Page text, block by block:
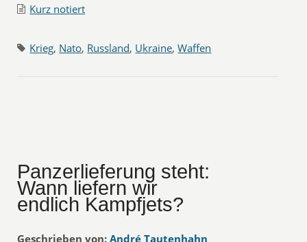
Kurz notiert
Krieg, Nato, Russland, Ukraine,Waffen
Panzerlieferung steht:
Wann liefern wir
endlich Kampfjets?
Geschrieben von: André Tautenhahn